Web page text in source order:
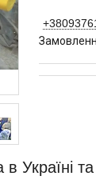
Україні та